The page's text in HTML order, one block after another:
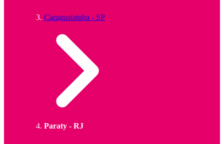
Caraguatatuba - SP
Paraty - RJ